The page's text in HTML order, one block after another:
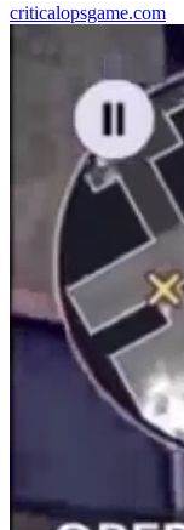
criticalopsgame.com